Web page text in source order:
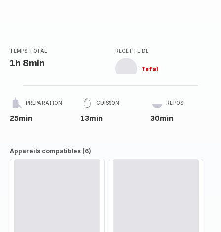
TEMPS TOTAL
1h 8min
RECETTE DE
Tefal
PRÉPARATION
25min
CUISSON
13min
REPOS
30min
Appareils compatibles (6)